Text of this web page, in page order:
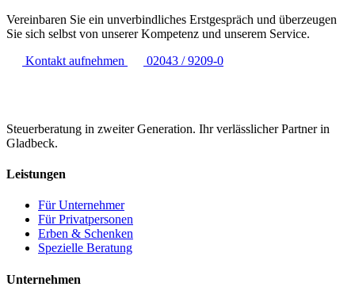
Vereinbaren Sie ein unverbindliches Erstgespräch und überzeugen
Sie sich selbst von unserer Kompetenz und unserem Service.
Kontakt aufnehmen
02043 / 9209-0
Steuerberatung in zweiter Generation. Ihr verlässlicher Partner in
Gladbeck.
Leistungen
Für Unternehmer
Für Privatpersonen
Erben & Schenken
Spezielle Beratung
Unternehmen